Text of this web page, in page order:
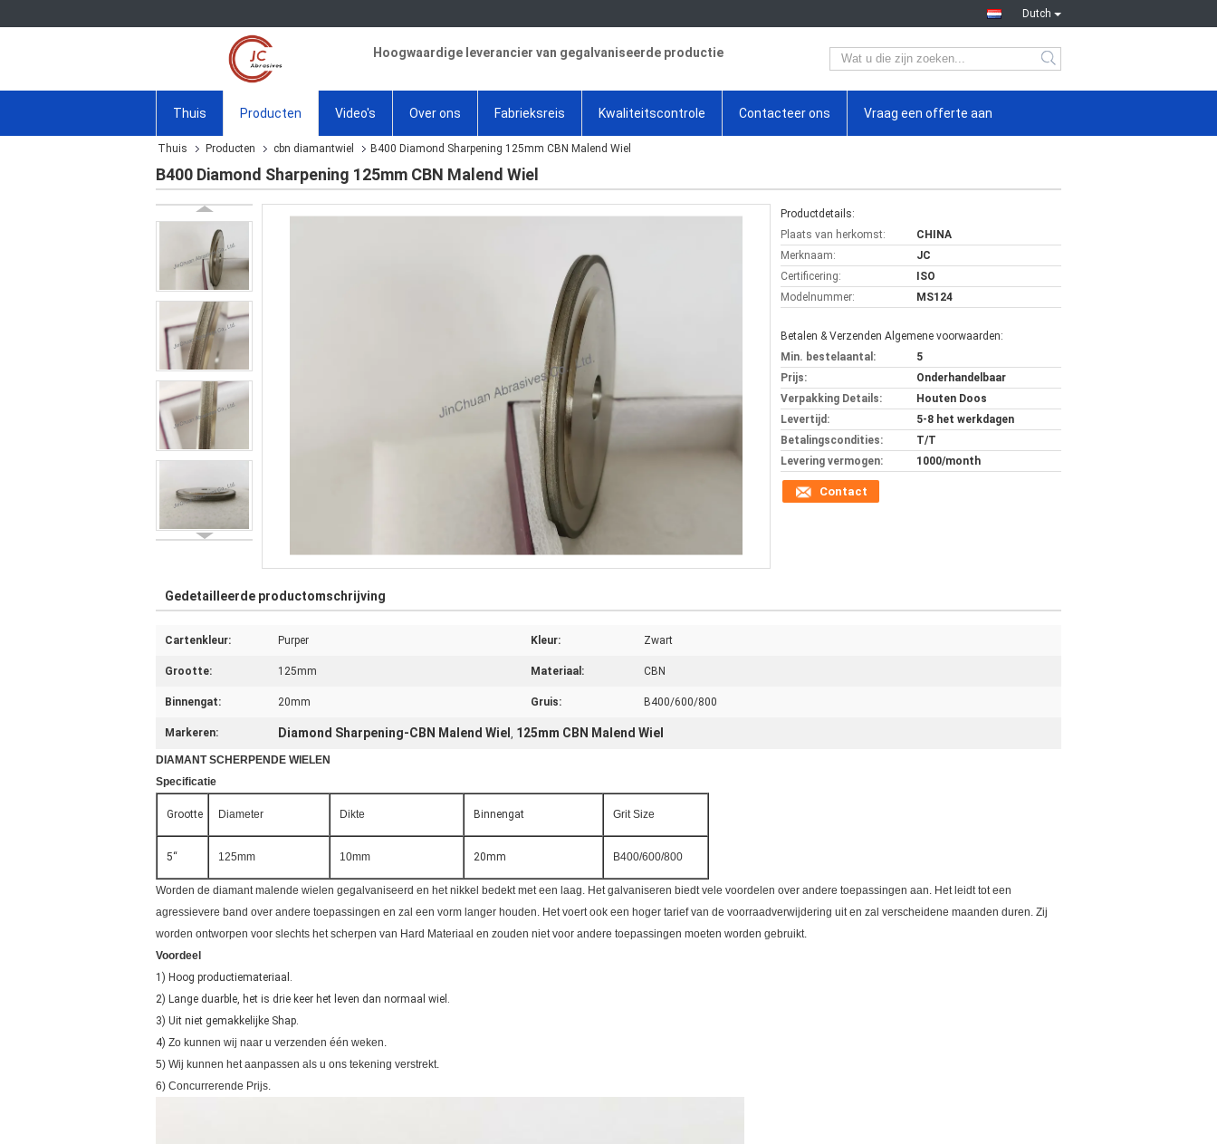
Dutch
Hoogwaardige leverancier van gegalvaniseerde productie
Thuis Producten Video's Over ons Fabrieksreis Kwaliteitscontrole Contacteer ons Vraag een offerte aan
Thuis Producten cbn diamantwiel B400 Diamond Sharpening 125mm CBN Malend Wiel
B400 Diamond Sharpening 125mm CBN Malend Wiel
Productdetails:
Plaats van herkomst:
CHINA
Merknaam:
JC
Certificering:
ISO
Modelnummer:
MS124
Betalen & Verzenden Algemene voorwaarden:
Min. bestelaantal:
5
Prijs:
Onderhandelbaar
Verpakking Details:
Houten Doos
Levertijd:
5-8 het werkdagen
Betalingscondities:
T/T
Levering vermogen:
1000/month
Contact
Gedetailleerde productomschrijving
Cartenkleur: Purper Kleur: Zwart
Grootte: 125mm Materiaal: CBN
Binnengat: 20mm Gruis: B400/600/800
Markeren: Diamond Sharpening-CBN Malend Wiel , 125mm CBN Malend Wiel
DIAMANTSCHERPENDE WIELEN
Specificatie
Grootte Diameter Dikte Binnengat Grit Size
5“ 125mm 10mm 20mm B400/600/800
Worden de diamant malende wielen gegalvaniseerd en het nikkel bedekt met een laag. Het galvaniseren biedt vele voordelen over andere toepassingen aan. Het leidt tot een
agressievere band over andere toepassingen en zal een vorm langer houden. Het voert ook een hoger tarief van de voorraadverwijdering uit en zal verscheidene maanden duren. Zij
worden ontworpen voor slechts het scherpen van Hard Materiaal en zouden niet voor andere toepassingen moeten worden gebruikt.
Voordeel
1) Hoog productiemateriaal.
2) Lange duarble, het is drie keer het leven dan normaal wiel.
3) Uit niet gemakkelijke Shap.
4) Zo kunnen wij naar u verzenden één weken.
5) Wij kunnen het aanpassen als u ons tekening verstrekt.
6) Concurrerende Prijs.